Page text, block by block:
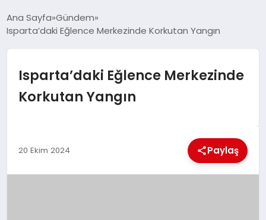
DÜNYA
EKONOMI
Ana Sayfa Gündem
Isparta’daki Eğlence Merkezinde Korkutan Yangın
Isparta’daki Eğlence Merkezinde
Korkutan Yangın
20 Ekim 2024 Paylaş